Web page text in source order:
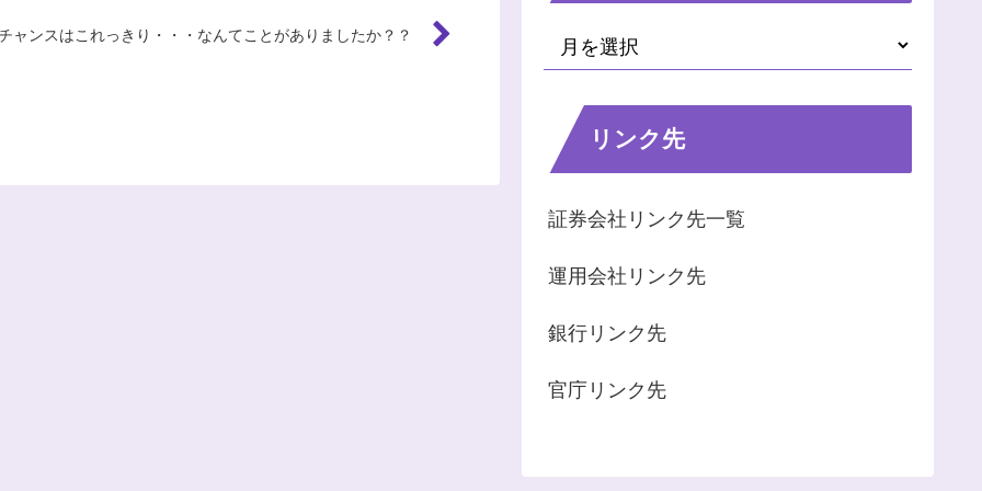
ャンスはこれっきり・・・なんてことがありましたか？？
リンク先
証券会社リンク先一覧
運用会社リンク先
銀行リンク先
官庁リンク先